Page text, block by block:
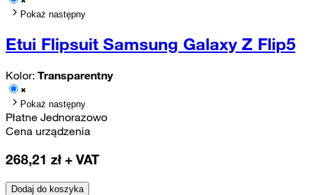
Pokaż następny
Etui Flipsuit Samsung Galaxy Z Flip5
Kolor: Transparentny
Pokaż następny
Płatne Jednorazowo
Cena urządzenia
268,21 zł + VAT
Dodaj do koszyka